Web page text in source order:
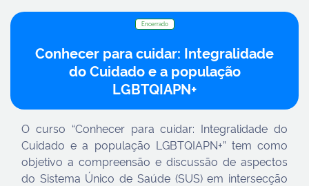
Encerrado
Conhecer para cuidar: Integralidade
do Cuidado e a população
LGBTQIAPN+
O curso “Conhecer para cuidar: Integralidade do
Cuidado e a população LGBTQIAPN+” tem como
objetivo a compreensão e discussão de aspectos
do Sistema Único de Saúde (SUS) em intersecção